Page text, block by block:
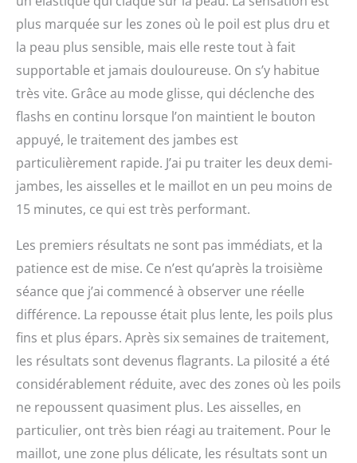
plus marquée sur les zones où le poil est plus dru et
la peau plus sensible, mais elle reste tout à fait
supportable et jamais douloureuse. On s’y habitue
très vite. Grâce au mode glisse, qui déclenche des
flashs en continu lorsque l’on maintient le bouton
appuyé, le traitement des jambes est
particulièrement rapide. J’ai pu traiter les deux demi-
jambes, les aisselles et le maillot en un peu moins de
15 minutes, ce qui est très performant.
Les premiers résultats ne sont pas immédiats, et la
patience est de mise. Ce n’est qu’après la troisième
séance que j’ai commencé à observer une réelle
différence. La repousse était plus lente, les poils plus
fins et plus épars. Après six semaines de traitement,
les résultats sont devenus flagrants. La pilosité a été
considérablement réduite, avec des zones où les poils
ne repoussent quasiment plus. Les aisselles, en
particulier, ont très bien réagi au traitement. Pour le
maillot, une zone plus délicate, les résultats sont un